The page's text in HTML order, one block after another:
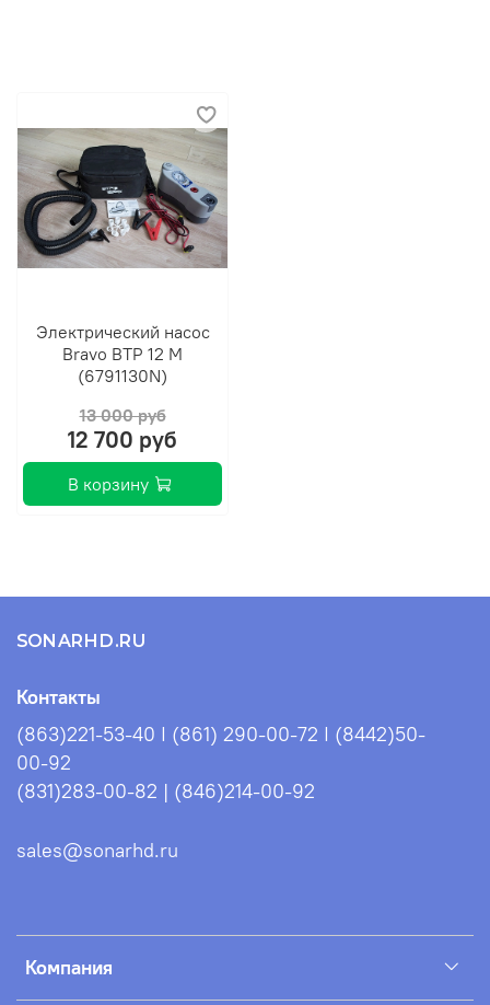
Удобная ручка водителя
Бортовой привал с брызгоотбойником
Защита транца
Защита киля
Скошенный конус
Характеристики лодки ПВХ
Длина кокпита (мм)
2660
Ширина кокпита (мм)
Диаметр баллона (мм)
470
Электрический насос
Bravo BТP 12 М
(6791130N)
13 000 руб
12 700 руб
В корзину
SONARHD.RU
Компания
Контакты
(863)221-53-40 I (861) 290-00-72 I (8442)50-
00-92
(831)283-00-82 | (846)214-00-92
sales@sonarhd.ru